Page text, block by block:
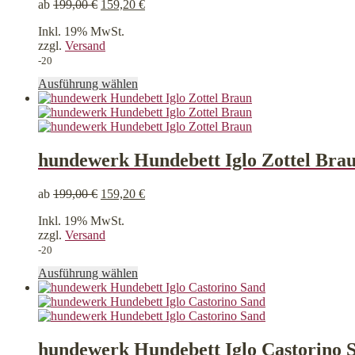
ab 199,00€ 159,20 €
Inkl. 19% MwSt.
zzgl. Versand
-20
Ausführung wählen
Produkt
weist
mehrere
auf.
Die
können
hundewerk Hundebett Iglo Zottel
ab 199,00€ 159,20 €
Inkl. 19% MwSt.
zzgl. Versand
-20
Ausführung wählen
Produkt
weist
mehrere
auf.
hundewerk Hundebett Iglo Castorino